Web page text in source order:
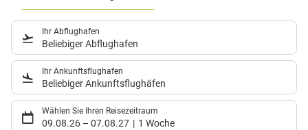
Ihr Abflughafen
Beliebiger Abflughafen
Ihr Ankunftsflughafen
Beliebiger Ankunftsflughäfen
Wählen Sie Ihren Reisezeitraum
09.08.26 – 07.08.27 1 Woche